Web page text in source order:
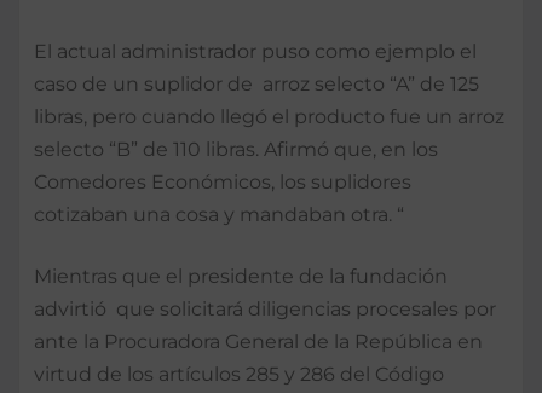
El actual administrador puso como ejemplo el
caso de un suplidor de arroz selecto “A” de 125
libras, pero cuando llegó el producto fue un arroz
selecto “B” de 110 libras. Afirmó que, en los
Comedores Económicos, los suplidores
cotizaban una cosa y mandaban otra. “
Mientras que el presidente de la fundación
advirtió que solicitará diligencias procesales por
ante la Procuradora General de la República en
virtud de los artículos 285 y 286 del Código